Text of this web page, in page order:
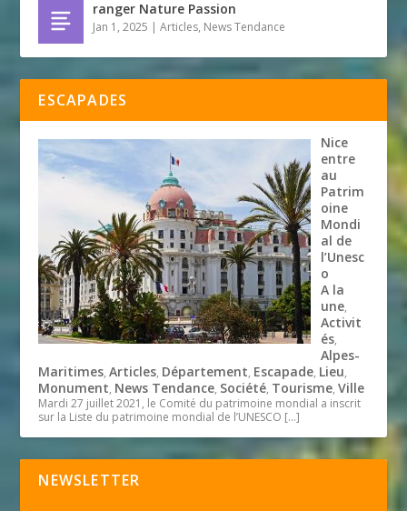
ranger Nature Passion
Jan 1, 2025 |Articles, News Tendance
ESCAPADES
Nice
entre
au
Patrim
oine
Mondi
al de
l’Unesc
o
A la
une,
Activit
és,
Alpes-
Maritimes,Articles, Département, Escapade, Lieu,
Monument, News Tendance, Société, Tourisme,Ville
Mardi 27 juillet 2021, le Comité du patrimoine mondial a inscrit
sur la Liste du patrimoine mondial de l’UNESCO […]
NEWSLETTER